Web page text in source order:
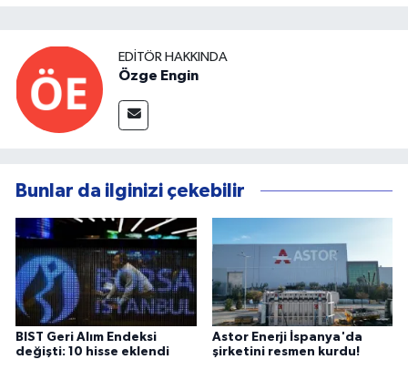
EDITÖR HAKKINDA
Özge Engin
Bunlar da ilginizi çekebilir
BIST Geri Alım Endeksi
değişti: 10 hisse eklendi
Astor Enerji İspanya'da
şirketini resmen kurdu!